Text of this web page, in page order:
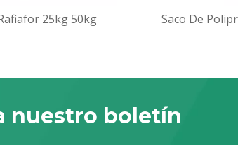
25kg 50kg
nuestro boletín